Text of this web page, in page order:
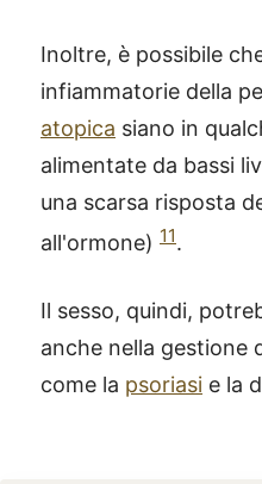
Inoltre, è possibile
infiammatorie della
atopica siano in
alimentate da bassi
una scarsa risposta
all'ormone) 11.
Il sesso, quindi,
anche nella gestione
come la psoriasi e la